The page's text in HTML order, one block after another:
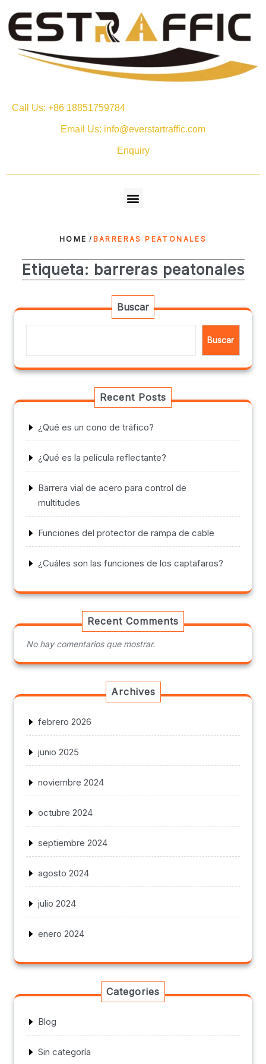
Call Us: +86 18851759784
Email Us: info@everstartraffic.com
Enquiry
HOME / BARRERAS PEATONALES
Etiqueta: barreras peatonales
Buscar
Buscar
Recent Posts
¿Qué es un cono de tráfico?
¿Qué es la película reflectante?
Barrera vial de acero para control de
multitudes
Funciones del protector de rampa de cable
¿Cuáles son las funciones de los captafaros?
Recent Comments
No hay comentarios que mostrar.
Archives
febrero 2026
junio 2025
noviembre 2024
octubre 2024
septiembre 2024
agosto 2024
julio 2024
enero 2024
Categories
Blog
Sin categoría